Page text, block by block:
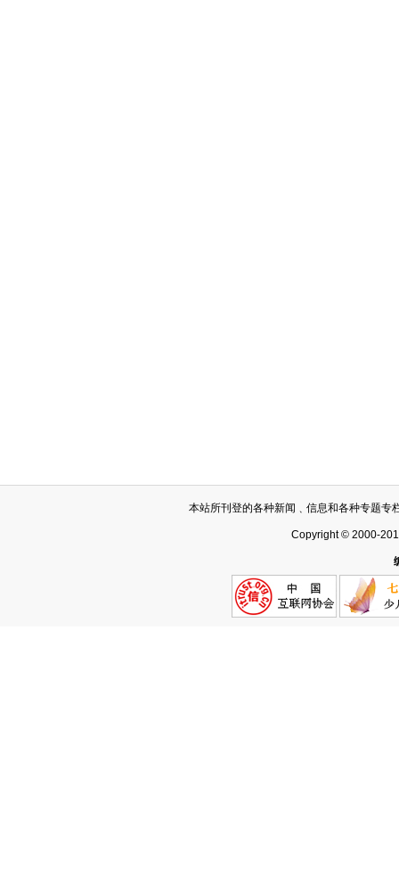
本站所刊登的各种新闻﹑信息和各种专题专
Copyright © 2000-